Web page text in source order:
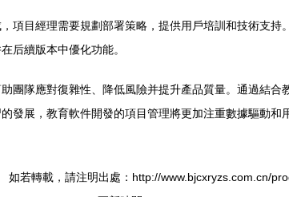
項目經理需要規劃部署策略，提供用戶培訓和技術支
后續版本中優化功能。
團隊應對復雜性、降低風險并提升產品質量。通過結
發展，教育軟件開發的項目管理將更加注重數據驅動和
如若轉載，請注明出處：http://www.bjcxryzs.com.cn/